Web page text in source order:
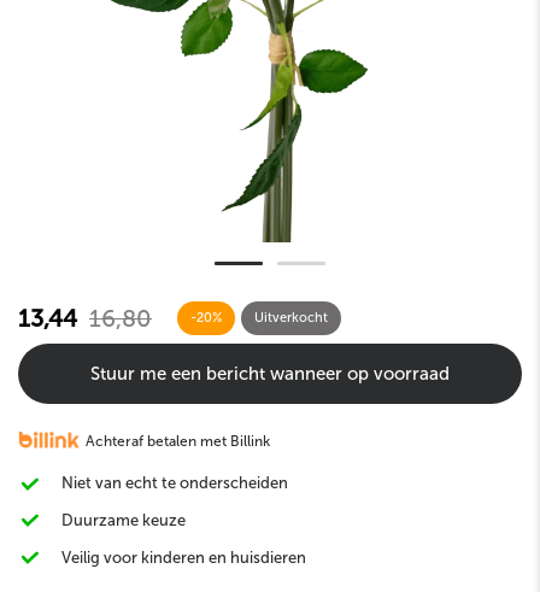
13,44 16,80 -20% Uitverkocht
Stuur me een bericht wanneer op voorraad
Achteraf betalen met Billink
Niet van echt te onderscheiden
Duurzame keuze
Veilig voor kinderen en huisdieren